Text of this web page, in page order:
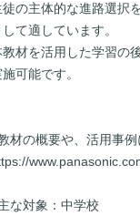
徒の主体的な進路選択
して適しています。
教材を活用した学習の
可能です。
材の概要や、活用事例
な対象：中学校